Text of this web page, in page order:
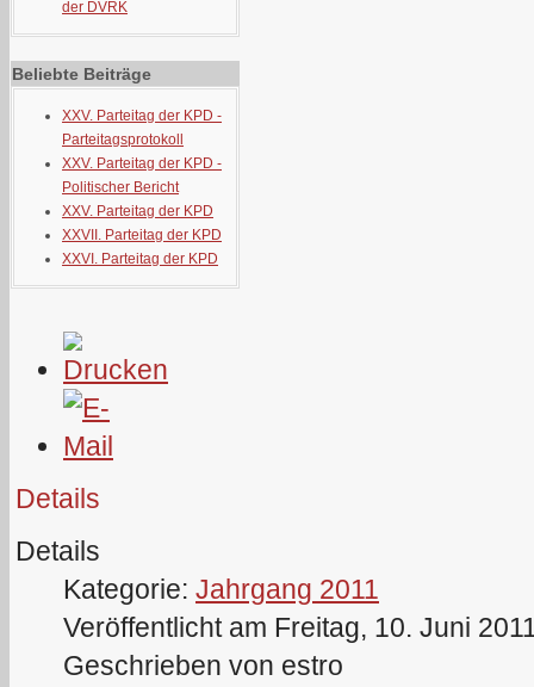
der DVRK
Beliebte Beiträge
XXV. Parteitag der KPD -
Parteitagsprotokoll
XXV. Parteitag der KPD -
Politischer Bericht
XXV. Parteitag der KPD
XXVII. Parteitag der KPD
XXVI. Parteitag der KPD
Details
Details
Kategorie: Jahrgang 2011
Veröffentlicht am Freitag, 10. Juni
Geschrieben von estro